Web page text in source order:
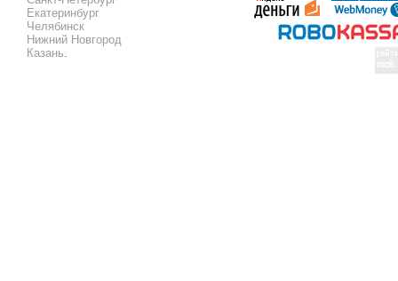
Екатеринбург
Челябинск
Нижний Новгород
Казань.